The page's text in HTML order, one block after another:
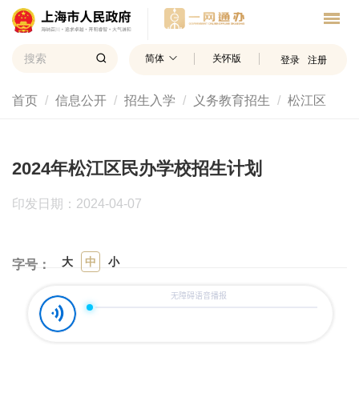
简体 关怀版 登录 注册
首页 信息公开 招生入学 义务教育招生 松江区
2024年松江区民办学校招生计划
印发日期：2024-04-07
字号： 大 中 小